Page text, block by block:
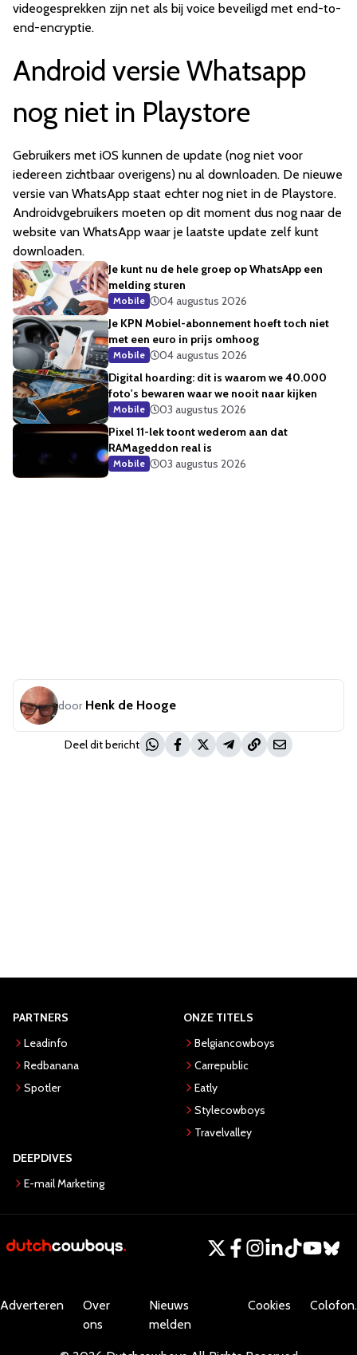
videogesprekken zijn net als bij voice beveiligd met end-to-
end-encryptie.
Android versie Whatsapp
nog niet in Playstore
Gebruikers met iOS kunnen de update (nog niet voor
iedereen zichtbaar overigens) nu al downloaden. De nieuwe
versie van WhatsApp staat echter nog niet in de Playstore.
Androidvgebruikers moeten op dit moment dus nog naar de
website van WhatsApp waar je laatste update zelf kunt
downloaden.
Je kunt nu de hele groep op WhatsApp een
melding sturen
Mobile
04 augustus 2026
Je KPN Mobiel-abonnement hoeft toch niet
met een euro in prijs omhoog
Mobile
04 augustus 2026
Digital hoarding: dit is waarom we 40.000
foto's bewaren waar we nooit naar kijken
Mobile
03 augustus 2026
Pixel 11-lek toont wederom aan dat
RAMageddon real is
Mobile 03 augustus 2026
door Henk de Hooge
Deel dit bericht
PARTNERS
Leadinfo
Redbanana
Spotler
ONZE TITELS
Belgiancowboys
Carrepublic
Eatly
Stylecowboys
Travelvalley
DEEPDIVES
E-mail Marketing
Adverteren
Over
ons
Nieuws
melden
Cookies Colofon.